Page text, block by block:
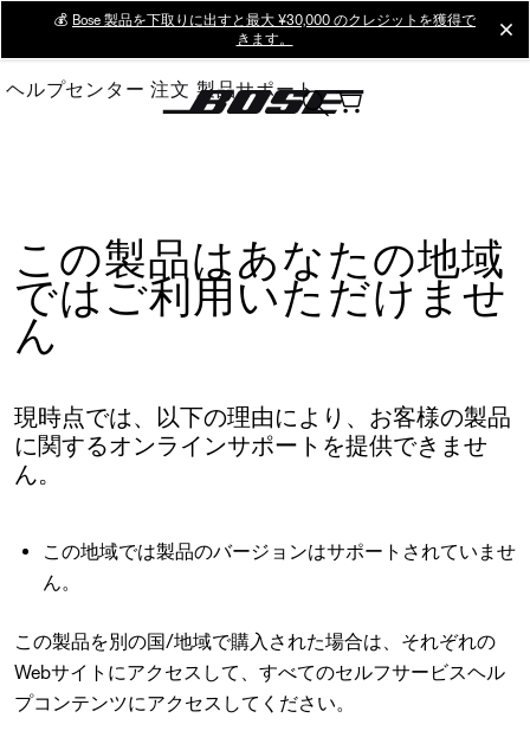
Main
💰 Bose 製品を下取りに出すと最大 ¥30,000 のクレジットを獲得で
きます。
ヘルプセンター 注文 製品サポート
この製品はあなたの地域
ではご利用いただけませ
ん
現時点では、以下の理由により、お客様の製品
に関するオンラインサポートを提供できませ
ん。
この地域では製品のバージョンはサポートされていませ
ん。
この製品を別の国/地域で購入された場合は、それぞれの
Webサイトにアクセスして、すべてのセルフサービスヘル
プコンテンツにアクセスしてください。